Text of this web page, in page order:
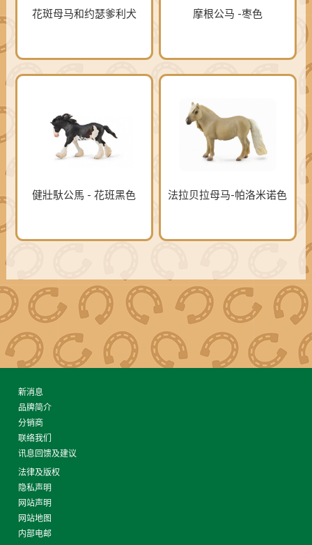
花斑母马和约瑟爹利犬 摩根公马 -枣色
健壯馱公馬 - 花班黑色 法拉贝拉母马-帕洛米诺色
新消息
品牌简介
分销商
联络我们
讯息回馈及建议
法律及版权
隐私声明
网站声明
网站地图
内部电邮